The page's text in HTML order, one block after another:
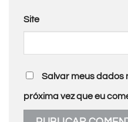
Site
Salvar meus dados
próxima vez que eu